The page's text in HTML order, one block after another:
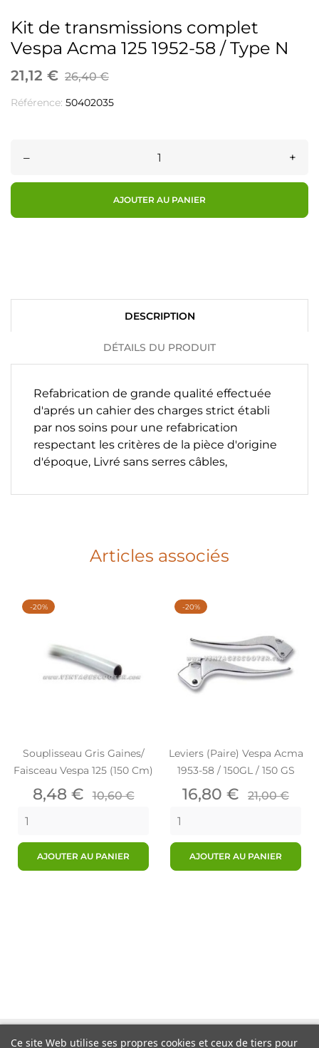
Kit de transmissions complet
Vespa Acma 125 1952-58 / Type N
21,12 € 26,40 €
Référence: 50402035
– +
AJOUTER AU PANIER
DESCRIPTION
DÉTAILS DU PRODUIT
Refabrication de grande qualité effectuée
d'aprés un cahier des charges strict établi
par nos soins pour une refabrication
respectant les critères de la pièce d'origine
d'époque, Livré sans serres câbles,
Articles associés
Souplisseau Gris Gaines/
Faisceau Vespa 125 (150 Cm)
Prix
8,48 € Prix
10,60 €
AJOUTER AU PANIER
-20%
Leviers (Paire) Vespa Acma
1953-58 / 150GL / 150 GS
Prix
16,80 € Prix
21,00 €
AJOUTER AU PANIER
-20%
Ce site Web utilise ses propres cookies et ceux de tiers pour